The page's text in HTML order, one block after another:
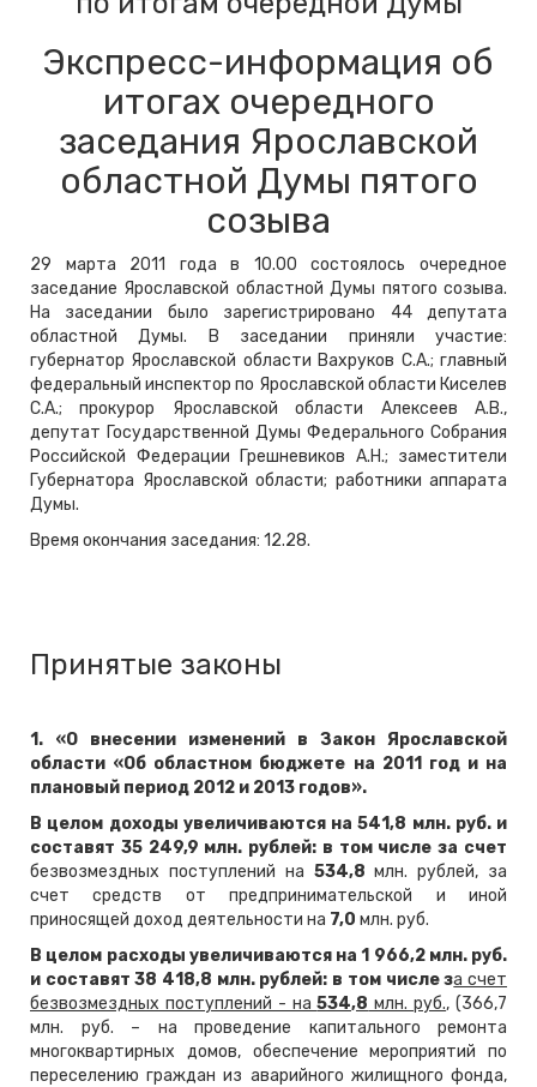
Экспресс-информация об
итогах очередного
заседания Ярославской
областной Думы пятого
созыва
29 марта 2011 года в 10.00 состоялось очередное
заседание Ярославской областной Думы пятого созыва.
На заседании было зарегистрировано 44 депутата
областной Думы. В заседании приняли участие:
губернатор Ярославской области Вахруков С.А.; главный
федеральный инспектор по Ярославской области Киселев
С.А.; прокурор Ярославской области Алексеев А.В.,
депутат Государственной Думы Федерального Собрания
Российской Федерации Грешневиков А.Н.; заместители
Губернатора Ярославской области; работники аппарата
Думы.
Время окончания заседания: 12.28.
Принятые законы
1. «О внесении изменений в Закон Ярославской
области «Об областном бюджете на 2011 год и на
плановый период 2012 и 2013 годов».
В целом доходы увеличиваются на 541,8 млн. руб. и
составят 35 249,9 млн. рублей: в том числе за счет
безвозмездных поступлений на 534,8 млн. рублей, за
счет средств от предпринимательской и иной
приносящей доход деятельности на 7,0 млн. руб.
В целом расходы увеличиваются на 1 966,2 млн. руб.
и составят 38 418,8 млн. рублей: в том числе за счет
безвозмездных поступлений - на534,8 млн. руб., (366,7
млн. руб. – на проведение капитального ремонта
многоквартирных домов, обеспечение мероприятий по
переселению граждан из аварийного жилищного фонда,